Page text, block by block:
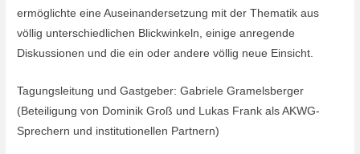
ermöglichte eine Auseinandersetzung mit der Thematik aus
völlig unterschiedlichen Blickwinkeln, einige anregende
Diskussionen und die ein oder andere völlig neue Einsicht.
Tagungsleitung und Gastgeber: Gabriele Gramelsberger
(Beteiligung von Dominik Groß und Lukas Frank als AKWG-
Sprechern und institutionellen Partnern)